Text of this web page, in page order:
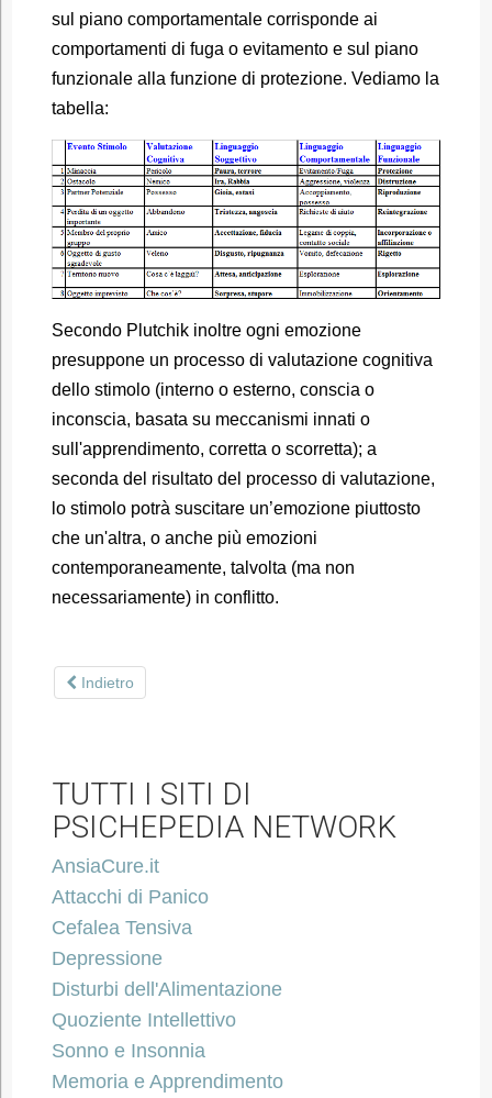
sul piano comportamentale corrisponde ai
comportamenti di fuga o evitamento e sul piano
funzionale alla funzione di protezione. Vediamo la
tabella:
Secondo Plutchik inoltre ogni emozione
presuppone un processo di valutazione cognitiva
dello stimolo (interno o esterno, conscia o
inconscia, basata su meccanismi innati o
sull'apprendimento, corretta o scorretta); a
seconda del risultato del processo di valutazione,
lo stimolo potrà suscitare un’emozione piuttosto
che un'altra, o anche più emozioni
contemporaneamente, talvolta (ma non
necessariamente) in conflitto.
Indietro
TUTTI I SITI DI
PSICHEPEDIA NETWORK
AnsiaCure.it
Attacchi di Panico
Cefalea Tensiva
Depressione
Disturbi dell'Alimentazione
Quoziente Intellettivo
Sonno e Insonnia
Memoria e Apprendimento